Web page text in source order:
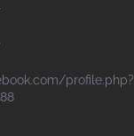
profile.php?